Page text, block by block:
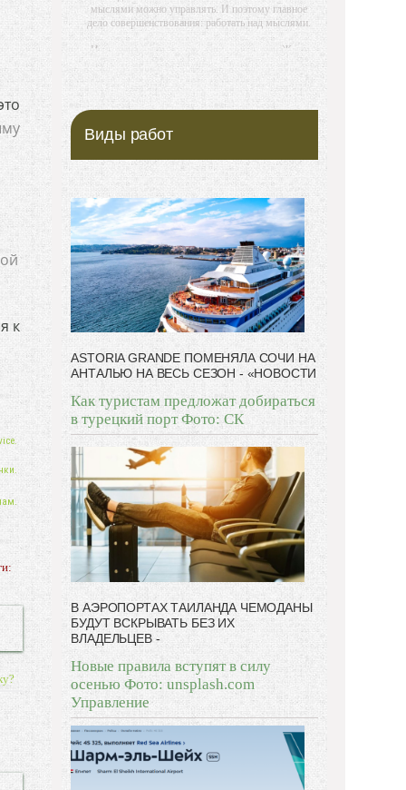
к
мыслями можно управлять. И поэтому главное
дело совершенствования: работать над мыслями.
-- Идите уверенно по направлению к мечте. Живите
той жизнью, которую вы сами себе придумали.
-- Самое большое богатство — это ум. Самая
большая нищета — глупость. Из всех страхов
-- Лучшее, что можно сделать с хорошим советом,
это пропустить его мимо ушей. Он никогда не
бывает полезен никому, кроме того, кто его дал.
-- Люблю давать советы и очень не люблю, когда их
дают мне.
Виды работ
ASTORIA GRANDE ПОМЕНЯЛА СОЧИ НА
АНТАЛЬЮ НА ВЕСЬ СЕЗОН - «НОВОСТИ
Как туристам предложат добираться
в турецкий порт Фото: СК
В АЭРОПОРТАХ ТАИЛАНДА ЧЕМОДАНЫ
БУДУТ ВСКРЫВАТЬ БЕЗ ИХ
ВЛАДЕЛЬЦЕВ -
Новые правила вступят в силу
осенью Фото: unsplash.com
Управление